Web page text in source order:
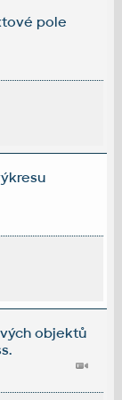
pole
objektů